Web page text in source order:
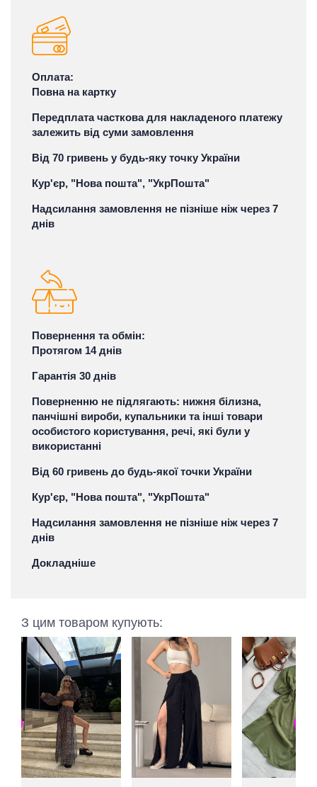
Оплата:
Повна на картку
Передплата часткова для накладеного платежу
залежить від суми замовлення
Від 70 гривень у будь-яку точку України
Кур'єр, "Нова пошта", "УкрПошта"
Надсилання замовлення не пізніше ніж через 7
днів
Повернення та обмін:
Протягом 14 днів
Гарантія 30 днів
Поверненню не підлягають: нижня білизна,
панчішні вироби, купальники та інші товари
особистого користування, речі, які були у
використанні
Від 60 гривень до будь-якої точки України
Кур'єр, "Нова пошта", "УкрПошта"
Надсилання замовлення не пізніше ніж через 7
днів
Докладніше
З цим товаром купують: